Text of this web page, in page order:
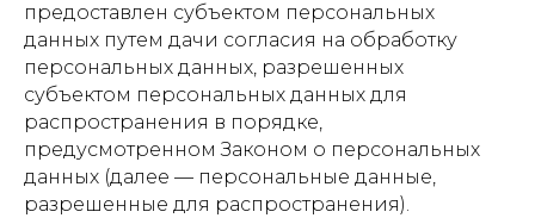
предоставлен субъектом персональных
данных путем дачи согласия на обработку
персональных данных, разрешенных
субъектом персональных данных для
распространения в порядке,
предусмотренном Законом о персональных
данных (далее — персональные данные,
разрешенные для распространения).